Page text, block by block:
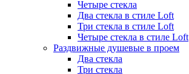
Четыре стекла
Два стекла в стиле Loft
Три стекла в стиле Loft
Четыре стекла в стиле Loft
Раздвижные душевые в проем
Два стекла
Три стекла